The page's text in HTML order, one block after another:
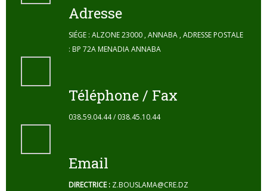
Adresse
SIÉGE : ALZONE 23000 , ANNABA , ADRESSE POSTALE
: BP 72A MENADIA ANNABA
Téléphone / Fax
038.59.04.44 / 038.45.10.44
Email
DIRECTRICE : Z.BOUSLAMA@CRE.DZ